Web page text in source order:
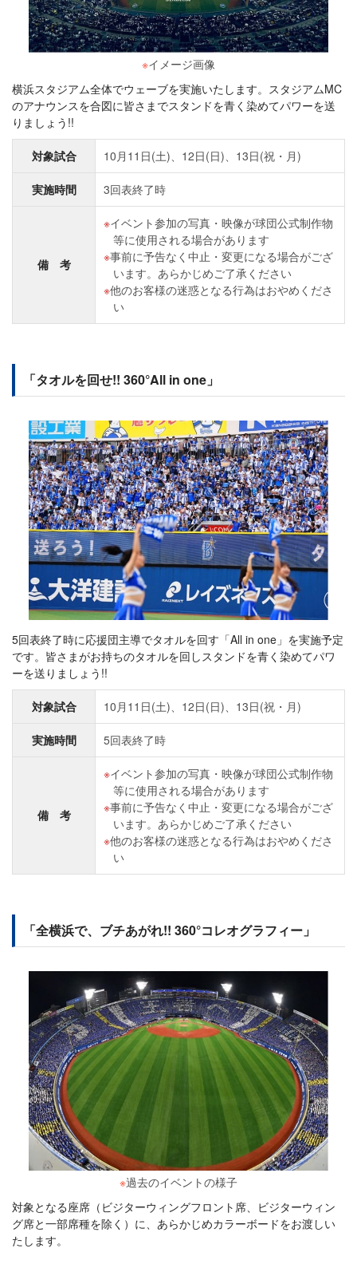
※イメージ画像
横浜スタジアム全体でウェーブを実施いたします。スタジアムMC
のアナウンスを合図に皆さまでスタンドを青く染めてパワーを送
りましょう!!
対象試合 10月11日(土)、12日(日)、13日(祝・月)
実施時間 3回表終了時
備 考
イベント参加の写真・映像が球団公式制作物
等に使用される場合があります
事前に予告なく中止・変更になる場合がござ
います。あらかじめご了承ください
他のお客様の迷惑となる行為はおやめくださ
い
「タオルを回せ!! 360°All in one」
5回表終了時に応援団主導でタオルを回す「All in one」を実施予定
です。皆さまがお持ちのタオルを回しスタンドを青く染めてパワ
ーを送りましょう!!
対象試合 10月11日(土)、12日(日)、13日(祝・月)
実施時間 5回表終了時
備 考
イベント参加の写真・映像が球団公式制作物
等に使用される場合があります
事前に予告なく中止・変更になる場合がござ
います。あらかじめご了承ください
他のお客様の迷惑となる行為はおやめくださ
い
「全横浜で、ブチあがれ!! 360°コレオグラフィー」
※過去のイベントの様子
対象となる座席（ビジターウィングフロント席、ビジターウィン
グ席と一部席種を除く）に、あらかじめカラーボードをお渡しい
たします。